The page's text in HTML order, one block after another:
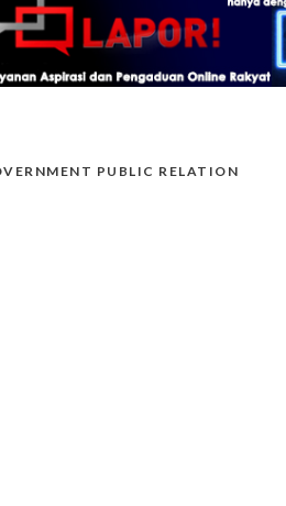
PUBLIC RELATION